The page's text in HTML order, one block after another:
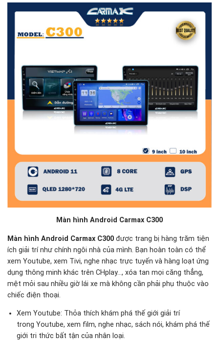
Màn hình Android Carmax C300
Màn hình Android Carmax C300 được trang bị hàng trăm tiện
ích giải trí như chính ngôi nhà của mình. Bạn hoàn toàn có thể
xem Youtube, xem Tivi, nghe nhạc trực tuyến và hàng loạt ứng
dụng thông minh khác trên CHplay…, xóa tan mọi căng thẳng,
mệt mỏi sau nhiều giờ lái xe mà không cần phải phụ thuộc vào
chiếc điện thoại.
Xem Youtube: Thỏa thích khám phá thế giới giải trí
trong Youtube, xem film, nghe nhạc, sách nói, khám phá thế
giới tri thức bất tận của nhân loại.